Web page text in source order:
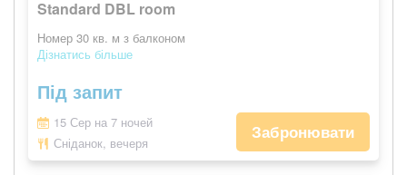
Standard DBL room
Номер 30 кв. м з балконом
Дізнатись більше
Під запит
15 Сер на 7 ночей
Сніданок, вечеря
Забронювати